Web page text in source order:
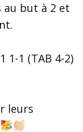
au but à 2 et
1-1 (TAB 4-2)
leurs